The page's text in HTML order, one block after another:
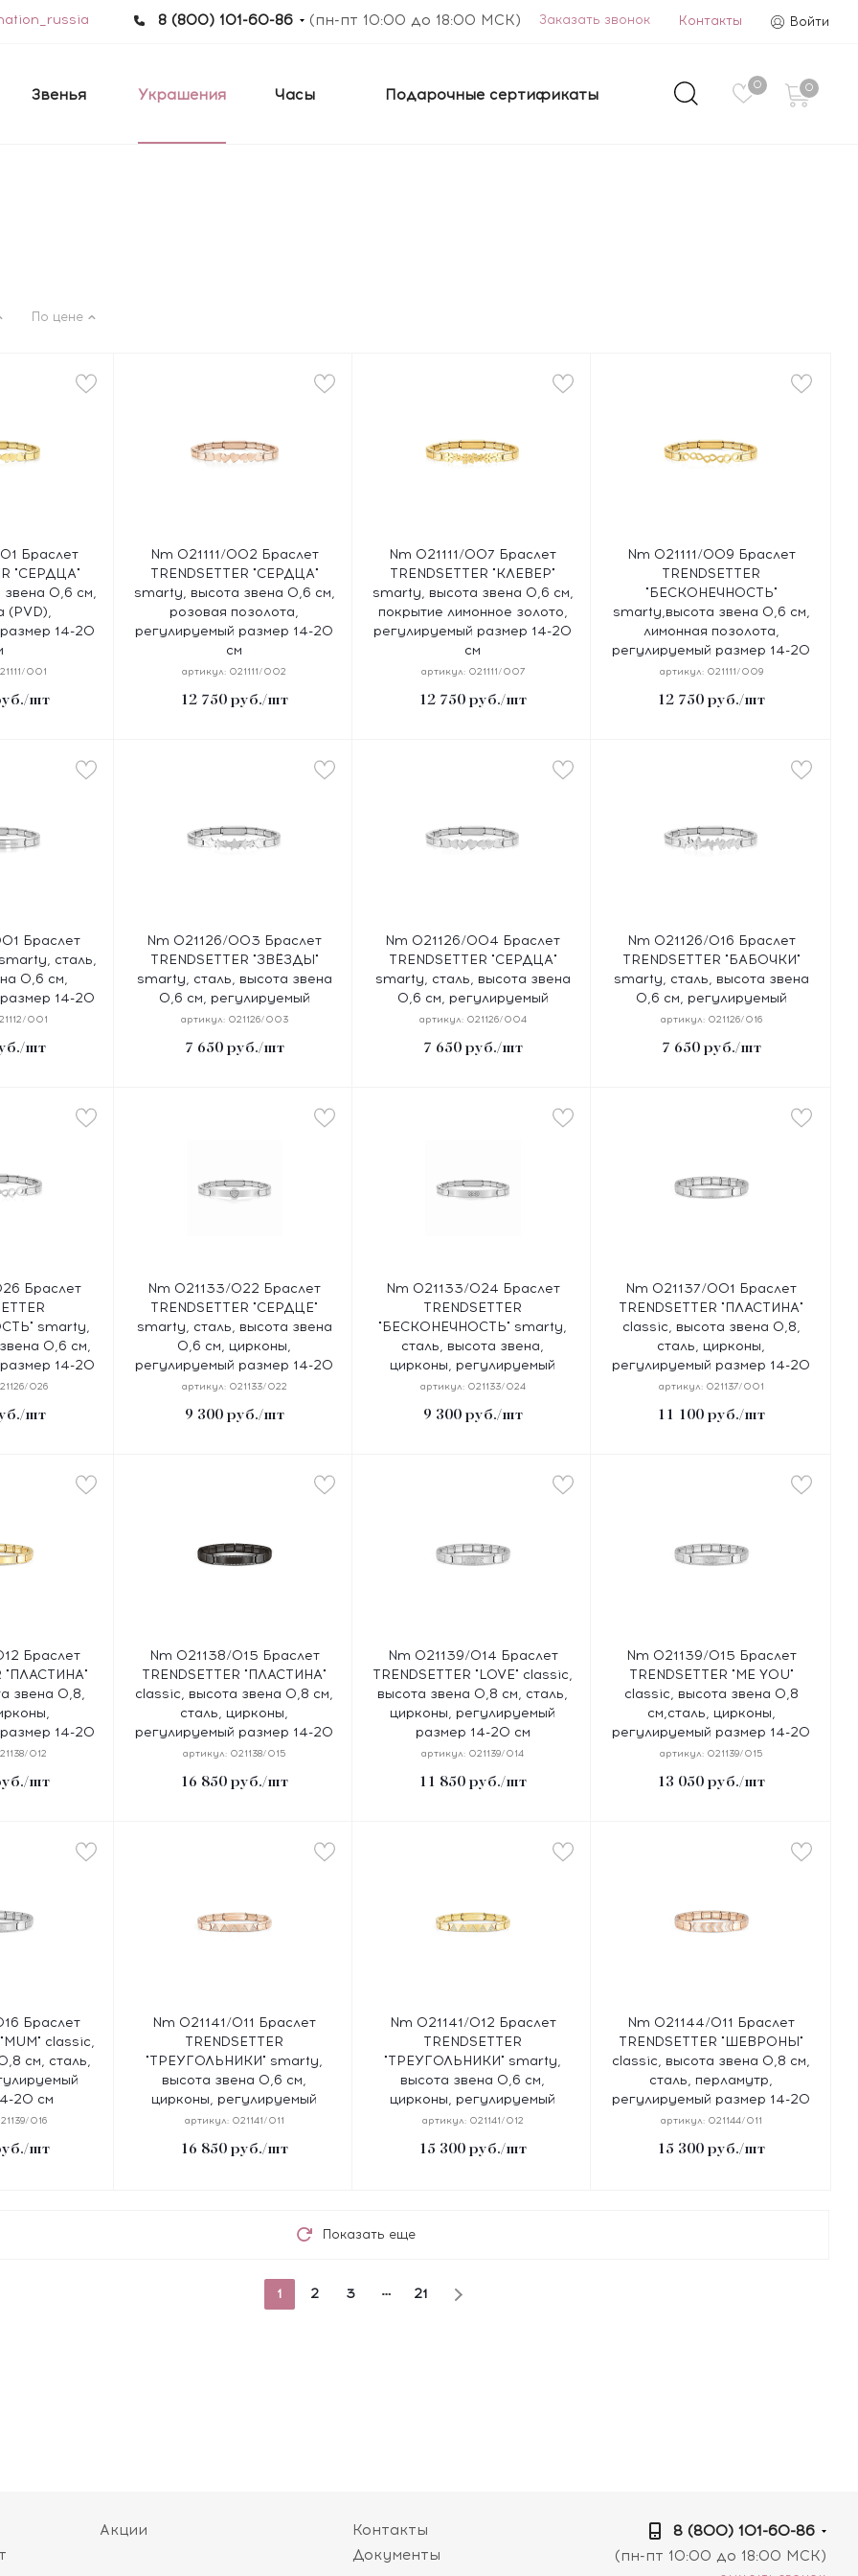
Войти
Контакты
8 (800) 101-60-86 (пн-пт 10:00 до 18:00 МСК) Заказать звонок
0 0
Звенья Украшения Часы Подарочные сертификаты
По цене
Браслет
"СЕРДЦА"
0,6 см,
(PVD),
14-20
001
/шт
Nm 021111/002 Браслет
TRENDSETTER "СЕРДЦА"
smarty, высота звена 0,6 см,
розовая позолота,
регулируемый размер 14-20
см
артикул: 021111/002
12 750 руб./шт
Nm 021111/007 Браслет
TRENDSETTER "КЛЕВЕР"
smarty, высота звена 0,6 см,
покрытие лимонное золото,
регулируемый размер 14-20
см
артикул: 021111/007
12 750 руб./шт
Nm 021111/009 Браслет
TRENDSETTER
"БЕСКОНЕЧНОСТЬ"
smarty,высота звена 0,6 см,
лимонная позолота,
регулируемый размер 14-20
см
артикул: 021111/009
12 750 руб./шт
Браслет
сталь,
0,6 см,
14-20
001
/шт
Nm 021126/003 Браслет
TRENDSETTER "ЗВЁЗДЫ"
smarty, сталь, высота звена
0,6 см, регулируемый
размер 14-20 см
артикул: 021126/003
7 650руб./шт
Nm 021126/004 Браслет
TRENDSETTER "СЕРДЦА"
smarty, сталь, высота звена
0,6 см, регулируемый
размер 14-20 см
артикул: 021126/004
7 650руб./шт
Nm 021126/016 Браслет
TRENDSETTER "БАБОЧКИ"
smarty, сталь, высота звена
0,6 см, регулируемый
размер 14-20 см
артикул: 021126/016
7 650руб./шт
Браслет
smarty,
0,6 см,
14-20
026
/шт
Nm 021133/022 Браслет
TRENDSETTER "СЕРДЦЕ"
smarty, сталь, высота звена
0,6 см, цирконы,
регулируемый размер 14-20
см
артикул: 021133/022
9 300руб./шт
Nm 021133/024 Браслет
TRENDSETTER
"БЕСКОНЕЧНОСТЬ" smarty,
сталь, высота звена,
цирконы, регулируемый
размер 14-20 см
артикул: 021133/024
9 300руб./шт
Nm 021137/001 Браслет
TRENDSETTER "ПЛАСТИНА"
classic, высота звена 0,8,
сталь, цирконы,
регулируемый размер 14-20
см
артикул: 021137/001
11 100 руб./шт
Браслет
"ПЛАСТИНА"
звена 0,8,
14-20
012
/шт
Nm 021138/015 Браслет
TRENDSETTER "ПЛАСТИНА"
classic, высота звена 0,8 см,
сталь, цирконы,
регулируемый размер 14-20
см
артикул: 021138/015
16 850 руб./шт
Nm 021139/014 Браслет
TRENDSETTER "LOVE" classic,
высота звена 0,8 см, сталь,
цирконы, регулируемый
размер 14-20 см
артикул: 021139/014
11 850 руб./шт
Nm 021139/015 Браслет
TRENDSETTER "ME YOU"
classic, высота звена 0,8
см,сталь, цирконы,
регулируемый размер 14-20
см
артикул: 021139/015
13 050 руб./шт
Браслет
classic,
см, сталь,
20 см
016
/шт
Nm 021141/011 Браслет
TRENDSETTER
"ТРЕУГОЛЬНИКИ" smarty,
высота звена 0,6 см,
цирконы, регулируемый
размер 14-20 см
артикул: 021141/011
16 850 руб./шт
Nm 021141/012 Браслет
TRENDSETTER
"ТРЕУГОЛЬНИКИ" smarty,
высота звена 0,6 см,
цирконы, регулируемый
размер 14-20 см
артикул: 021141/012
15 300 руб./шт
Nm 021144/011 Браслет
TRENDSETTER "ШЕВРОНЫ"
classic, высота звена 0,8 см,
сталь, перламутр,
регулируемый размер 14-20
см
артикул: 021144/011
15 300 руб./шт
Показать еще
1 2 3 21
Акции
Контакты
Документы
8 (800) 101-60-86
(пн-пт 10:00 до 18:00 МСК)